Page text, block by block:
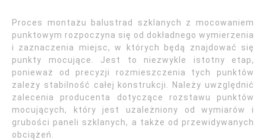
Proces montażu balustrad szklanych z mocowaniem
punktowym rozpoczyna się od dokładnego wymierzenia
i zaznaczenia miejsc, w których będą znajdować się
punkty mocujące. Jest to niezwykle istotny etap,
ponieważ od precyzji rozmieszczenia tych punktów
zależy stabilność całej konstrukcji. Należy uwzględnić
zalecenia producenta dotyczące rozstawu punktów
mocujących, który jest uzależniony od wymiarów i
grubości paneli szklanych, a także od przewidywanych
obciążeń.